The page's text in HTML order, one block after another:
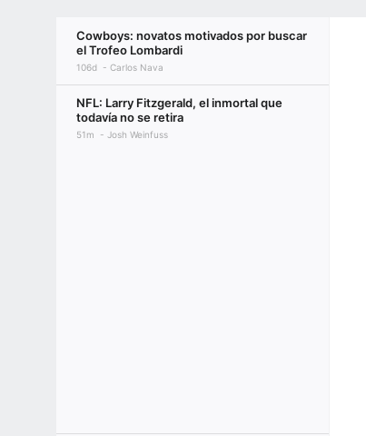
Cowboys: novatos motivados por buscar
el Trofeo Lombardi
106d Carlos Nava
NFL: Larry Fitzgerald, el inmortal que
todavía no se retira
51m Josh Weinfuss